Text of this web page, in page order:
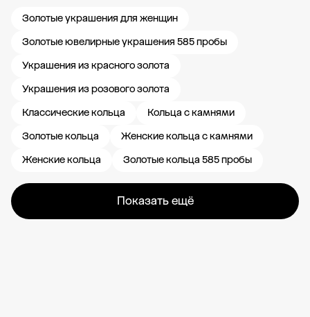
Золотые украшения для женщин
Золотые ювелирные украшения 585 пробы
Украшения из красного золота
Украшения из розового золота
Классические кольца
Кольца с камнями
Золотые кольца
Женские кольца с камнями
Женские кольца
Золотые кольца 585 пробы
Показать ещё